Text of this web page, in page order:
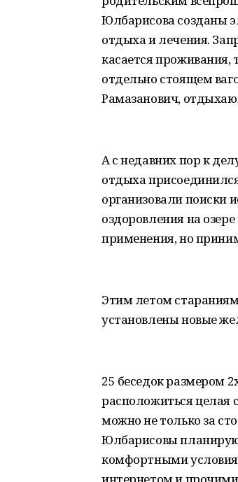
Юлбарисова созданы
отдыха и лечения.
касается проживания,
отдельно стоящем
Рамазанович,
А с недавних пор к
отдыха
организовали поиски
оздоровления на
применения, но
Этим летом
установлены новые
25 беседок размером
расположиться целая
можно не только за
Юлбарисовы
комфортными